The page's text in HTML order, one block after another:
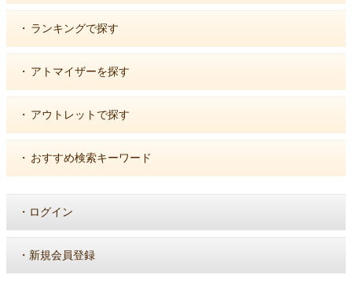
・ ランキングで探す
・ アトマイザーを探す
・ アウトレットで探す
・ おすすめ検索キーワード
・ ログイン
・ 新規会員登録